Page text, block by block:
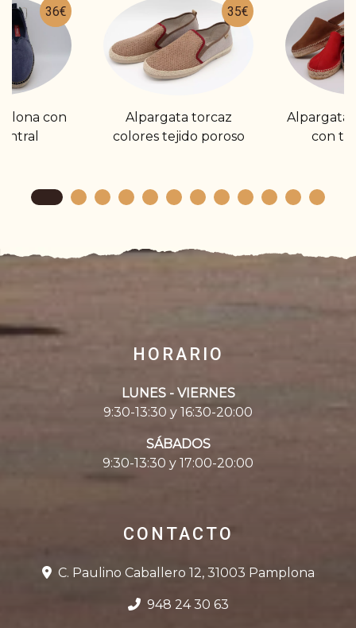
36€
lona con
35€
Alpargata torcaz
colores tejido poroso
Alpargata
con
HORARIO
LUNES - VIERNES
9:30-13:30 y 16:30-20:00
SÁBADOS
9:30-13:30 y 17:00-20:00
CONTACTO
C. Paulino Caballero 12, 31003 Pamplona
948 24 30 63